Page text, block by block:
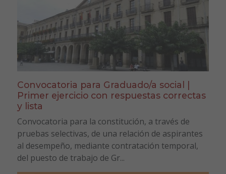
Convocatoria para Graduado/a social |
Primer ejercicio con respuestas correctas
y lista
Convocatoria para la constitución, a través de
pruebas selectivas, de una relación de aspirantes
al desempeño, mediante contratación temporal,
del puesto de trabajo de Gr...